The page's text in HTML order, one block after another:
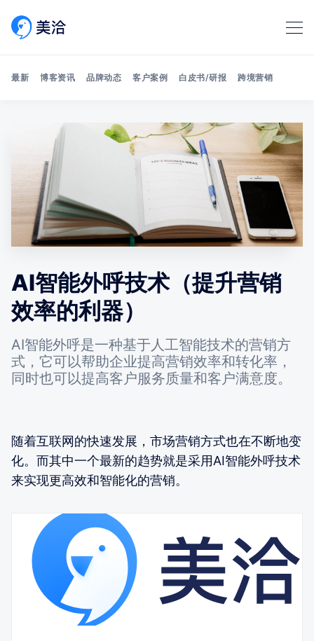
Search 美洽博客
最新 博客资讯 品牌动态 客户案例 白皮书/研报 跨境营销
AI智能外呼技术（提升营销
效率的利器）
AI智能外呼是一种基于人工智能技术的营销方
式，它可以帮助企业提高营销效率和转化率，
同时也可以提高客户服务质量和客户满意度。
随着互联网的快速发展，市场营销方式也在不断地变
化。而其中一个最新的趋势就是采用AI智能外呼技术
来实现更高效和智能化的营销。